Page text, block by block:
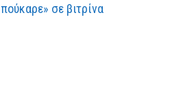
σε βιτρίνα